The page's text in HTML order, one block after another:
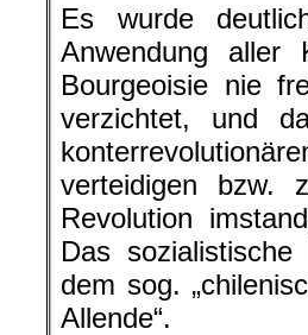
Es wurde
Anwendung aller
Bourgeoisie nie
verzichtet, und
verteidigen bzw.
Revolution
Das
dem sog.
Allende“.